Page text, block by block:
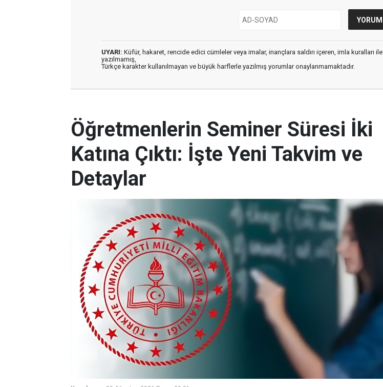
UYARI: Küfür, hakaret, rencide edici cümleler veya imalar, inançlara saldırı içeren, imla kuralları ile
yazılmamış,
Türkçe karakter kullanılmayan ve büyük harflerle yazılmış yorumlar onaylanmamaktadır.
Öğretmenlerin Seminer Süresi İki
Katına Çıktı: İşte Yeni Takvim ve
Detaylar